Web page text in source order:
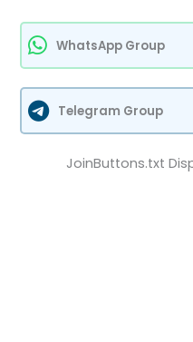
WhatsApp Group
Telegram Group
JoinButtons.txt